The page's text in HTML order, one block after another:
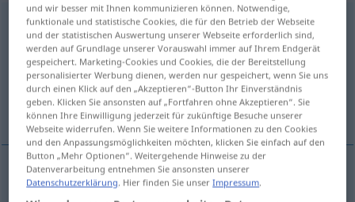
inspirieren <ohnege;haben>
Übersicht aller Übersetzungen
(Für mehr Details die Übersetzung anklicken/antippen)
inspirovat, podnĕcovat
inspirovat (IM)PF inspirieren
und wir besser mit Ihnen kommunizieren können. Notwendige,
funktionale und statistische Cookies, die für den Betrieb der Webseite
und der statistischen Auswertung unserer Webseite erforderlich sind,
werden auf Grundlage unserer Vorauswahl immer auf Ihrem Endgerät
gespeichert. Marketing-Cookies und Cookies, die der Bereitstellung
personalisierter Werbung dienen, werden nur gespeichert, wenn Sie uns
durch einen Klick auf den „Akzeptieren“-Button Ihr Einverständnis
geben. Klicken Sie ansonsten auf „Fortfahren ohne Akzeptieren“. Sie
können Ihre Einwilligung jederzeit für zukünftige Besuche unserer
Webseite widerrufen. Wenn Sie weitere Informationen zu den Cookies
und den Anpassungsmöglichkeiten möchten, klicken Sie einfach auf den
Button „Mehr Optionen“. Weitergehende Hinweise zu der
Datenverarbeitung entnehmen Sie ansonsten unserer
Datenschutzerklärung . Hier finden Sie unserImpressum